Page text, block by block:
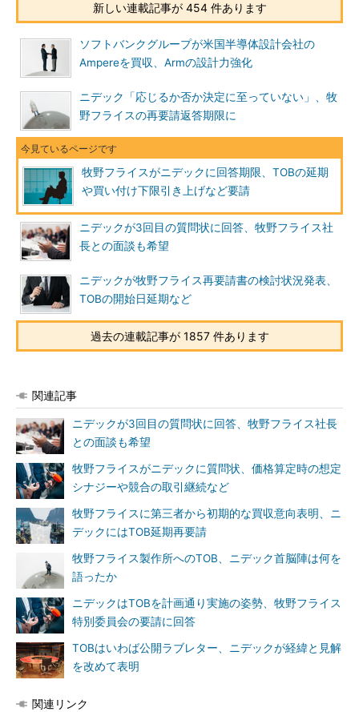
新しい連載記事が 454 件あります
ソフトバンクグループが米国半導体設計会社の
Ampereを買収、Armの設計力強化
ニデック「応じるか否か決定に至っていない」、牧
野フライスの再要請返答期限に
牧野フライスがニデックに回答期限、TOBの延期
や買い付け下限引き上げなど要請
ニデックが3回目の質問状に回答、牧野フライス社
長との面談も希望
ニデックが牧野フライス再要請書の検討状況発表、
TOBの開始日延期など
過去の連載記事が 1857 件あります
関連記事
ニデックが3回目の質問状に回答、牧野フライス社長
との面談も希望
牧野フライスがニデックに質問状、価格算定時の想定
シナジーや競合の取引継続など
牧野フライスに第三者から初期的な買収意向表明、ニ
デックにはTOB延期再要請
牧野フライス製作所へのTOB、ニデック首脳陣は何を
語ったか
ニデックはTOBを計画通り実施の姿勢、牧野フライス
特別委員会の要請に回答
TOBはいわば公開ラブレター、ニデックが経緯と見解
を改めて表明
関連リンク